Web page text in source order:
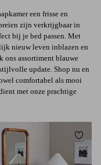
een frisse en
zijn verkrijgbaar in
bij je bed passen. Met
nieuw leven inblazen en
ons assortiment blauwe
update. Shop nu en
comfortabel als mooi
met onze prachtige
favorieten
120X200 140X200 160X200